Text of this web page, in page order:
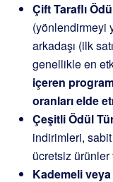
Çift Taraflı
(yönlendirmeyi
arkadaşı (ilk
genellikle en
içeren
oranları elde
Çeşitli Ödül
indirimleri, sabit
ücretsiz ürünler
Kademeli